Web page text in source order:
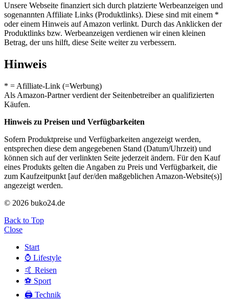
Unsere Webseite finanziert sich durch platzierte Werbeanzeigen und
sogenannten Affiliate Links (Produktlinks). Diese sind mit einem *
oder einem Hinweis auf Amazon verlinkt. Durch das Anklicken der
Produktlinks bzw. Werbeanzeigen verdienen wir einen kleinen
Betrag, der uns hilft, diese Seite weiter zu verbessern.
Hinweis
* = Afilliate-Link (=Werbung)
Als Amazon-Partner verdient der Seitenbetreiber an qualifizierten
Käufen.
Hinweis zu Preisen und Verfügbarkeiten
Sofern Produktpreise und Verfügbarkeiten angezeigt werden,
entsprechen diese dem angegebenen Stand (Datum/Uhrzeit) und
können sich auf der verlinkten Seite jederzeit ändern. Für den Kauf
eines Produkts gelten die Angaben zu Preis und Verfügbarkeit, die
zum Kaufzeitpunkt [auf der/den maßgeblichen Amazon-Website(s)]
angezeigt werden.
© 2026 buko24.de
Back to Top
Close
Start
⌚️ Lifestyle
🤙 Reisen
⚽️ Sport
🖨️ Technik